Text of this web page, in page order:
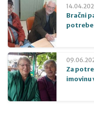
Bračni
potrebe
Za
imovinu